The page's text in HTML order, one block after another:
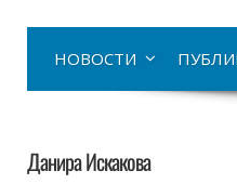
НОВОСТИ
Данира Искакова